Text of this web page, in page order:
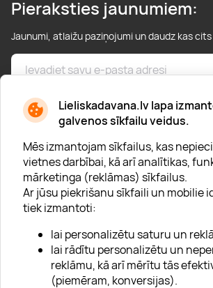
Lieliskadavana.lv lapa
galvenos sīkfailu veidus.
Mēs izmantojam sīkfailus, kas
vietnes darbībai, kā arī analītikas,
mārketinga (reklāmas) sīkfailus.
Ar jūsu piekrišanu sīkfaili un mobilie
tiek izmantoti:
lai personalizētu saturu un
lai rādītu personalizētu un
reklāmu, kā arī mērītu tās
(piemēram, konversijas).
Pieraksties jaunumiem:
Jaunumi, atlaižu paziņojumi un daudz kas cits
* Esmu iepazinies/usies ar privātuma politiku
Par "Lieliska dāvana"
Uzņēmumiem